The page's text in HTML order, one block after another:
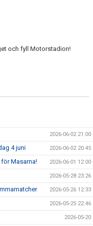
och fyll Motorstadion!
2026-06-02 21:00
4 juni 2026-06-02 20:45
Masarna! 2026-06-01 12:00
2026-05-28 23:26
2026-05-26 12:33
2026-05-25 22:46
2026-05-20